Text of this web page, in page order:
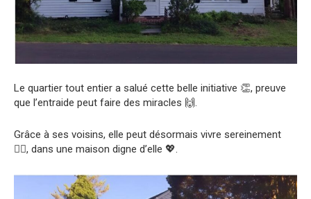
Le quartier tout entier a salué cette belle initiative 👏, preuve
que l’entraide peut faire des miracles 🙌.
Grâce à ses voisins, elle peut désormais vivre sereinement
💆‍♀️, dans une maison digne d’elle 💖.